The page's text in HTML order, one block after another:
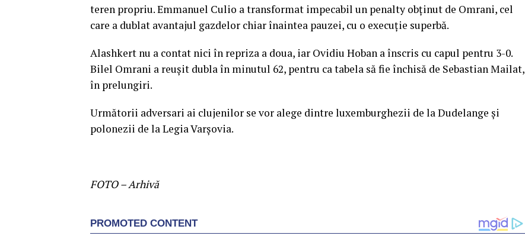
teren propriu. Emmanuel Culio a transformat impecabil un penalty obţinut de Omrani, cel
care a dublat avantajul gazdelor chiar înaintea pauzei, cu o execuţie superbă.
Alashkert nu a contat nici în repriza a doua, iar Ovidiu Hoban a înscris cu capul pentru 3-0.
Bilel Omrani a reuşit dubla în minutul 62, pentru ca tabela să fie închisă de Sebastian Mailat,
în prelungiri.
Următorii adversari ai clujenilor se vor alege dintre luxemburghezii de la Dudelange şi
polonezii de la Legia Varşovia.
FOTO – Arhivă